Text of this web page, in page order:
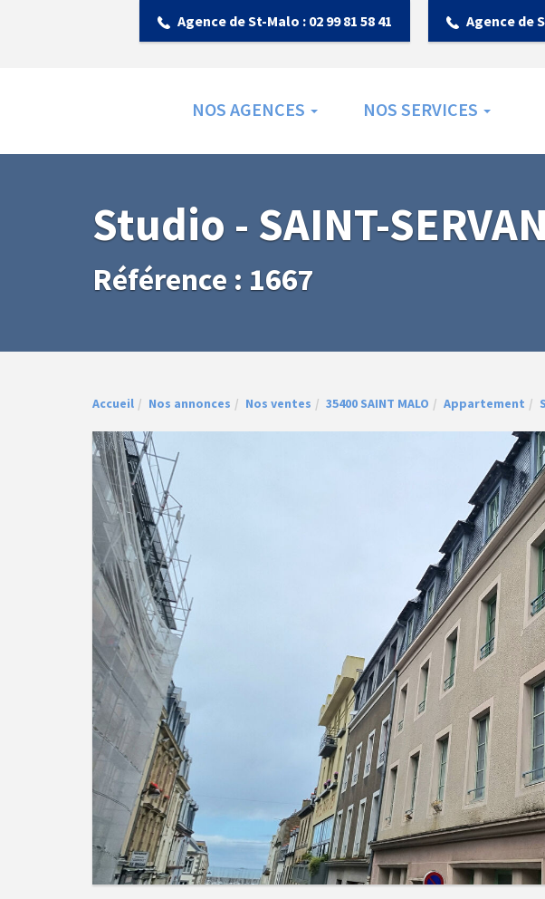
Agence de St-Malo : 02 99 81 58 41 Agence de
NOS AGENCES NOS SERVICES
Studio - SAINT-SERVAN
Référence : 1667
Accueil Nos annonces Nos ventes 35400 SAINT MALO Appartement